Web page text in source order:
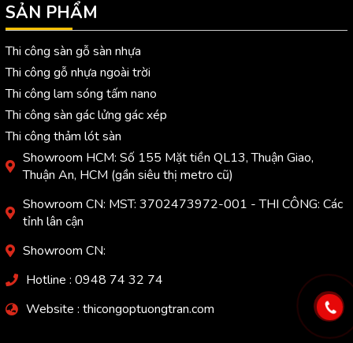
SẢN PHẨM
Thi công sàn gỗ sàn nhựa
Thi công gỗ nhựa ngoài trời
Thi công lam sóng tấm nano
Thi công sàn gác lửng gác xép
Thi công thảm lót sàn
Showroom HCM: Số 155 Mặt tiền QL13, Thuận Giao,
Thuận An, HCM (gần siêu thị metro cũ)
Showroom CN: MST: 3702473972-001 - THI CÔNG: Các
tỉnh lân cận
Showroom CN:
Hotline : 0948 74 32 74
Website : thicongoptuongtran.com